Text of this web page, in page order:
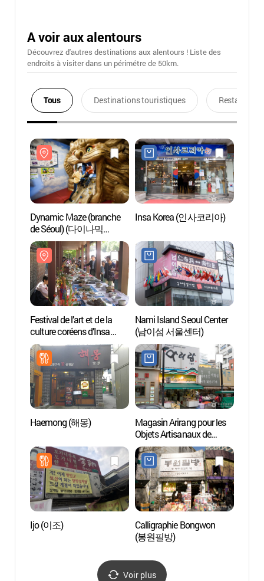
A voir aux alentours
Découvrez d'autres destinations aux alentours ! Liste des
endroits à visiter dans un périmétre de 50km.
Tous Destinations touristiques Restaurants
Dynamic Maze (branche
de Séoul) (다이나믹
메이즈 (서울 인사동점) -
외국어사이트용)
Insa Korea (인사코리아)
Festival de l’art et de la
culture coréens d’Insa
(인사전통문화축제)
Nami Island Seoul Center
(남이섬 서울센터)
Haemong (해몽)
Magasin Arirang pour les
Objets Artisanaux de
Maîtres (아리랑명품관)
Ijo (이조)
Calligraphie Bongwon
(봉원필방)
Voir plus